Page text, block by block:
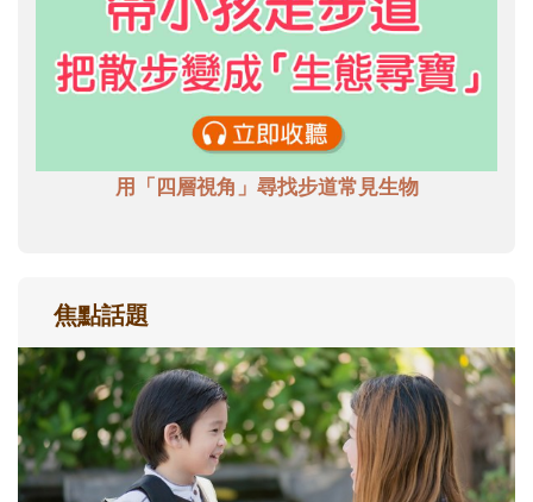
用「四層視角」尋找步道常見生物
焦點話題
和孩子一起長大的那個男人│讀懂父親的
不同模樣
沒有人天生就擅長當爸爸！男人總是在一次